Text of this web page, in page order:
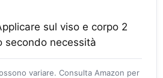
sul viso e corpo 2
secondo necessità
variare. Consulta Amazon per